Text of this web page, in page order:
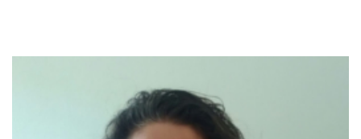
navegación